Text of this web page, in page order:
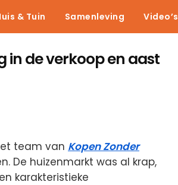
& Tuin Samenleving Video’s
in de verkoop en aast
team van Kopen Zonder
De huizenmarkt was al krap,
karakteristieke